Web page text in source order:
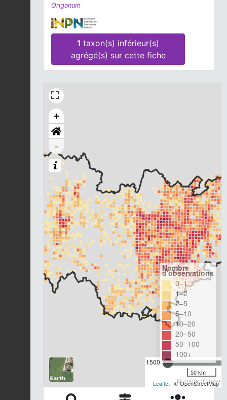
Origanum
1taxon(s) inférieur(s)
agrégé(s) sur cette fiche
+
-
1500
Nombre
Nombre
d'observations
0–1
1–2
2–5
5–10
10–20
20–50
50–100
100+
50 km
Leaflet | © OpenStreetMap